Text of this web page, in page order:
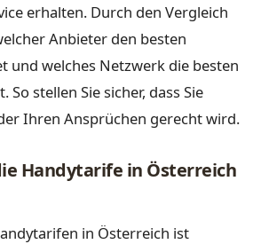
erhalten. Durch den Vergleich
Anbieter den besten
und welches Netzwerk die besten
stellen Sie sicher, dass Sie
Ihren Ansprüchen gerecht wird.
Handytarife in Österreich
in Österreich ist